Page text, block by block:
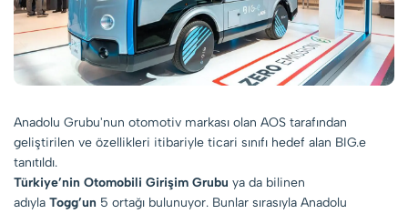
Anadolu Grubu'nun otomotiv markası olan AOS tarafından
geliştirilen ve özellikleri itibariyle ticari sınıfı hedef alan BIG.e
tanıtıldı.
Türkiye’nin Otomobili Girişim Grubu ya da bilinen
adıyla Togg’un 5 ortağı bulunuyor. Bunlar sırasıyla Anadolu